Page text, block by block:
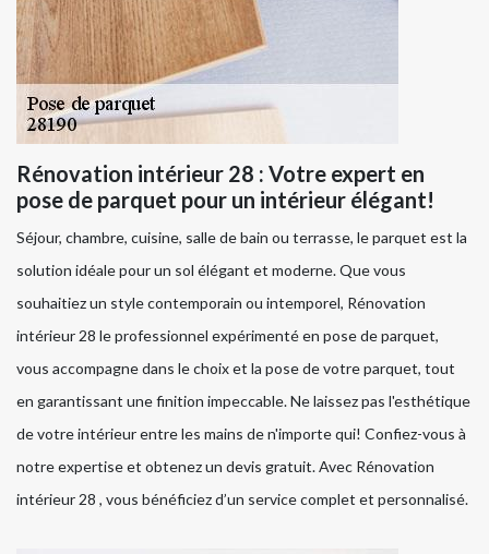
Rénovation intérieur 28 : Votre expert en
pose de parquet pour un intérieur élégant!
Séjour, chambre, cuisine, salle de bain ou terrasse, le parquet est la
solution idéale pour un sol élégant et moderne. Que vous
souhaitiez un style contemporain ou intemporel, Rénovation
intérieur 28 le professionnel expérimenté en pose de parquet,
vous accompagne dans le choix et la pose de votre parquet, tout
en garantissant une finition impeccable. Ne laissez pas l'esthétique
de votre intérieur entre les mains de n'importe qui! Confiez-vous à
notre expertise et obtenez un devis gratuit. Avec Rénovation
intérieur 28 , vous bénéficiez d’un service complet et personnalisé.